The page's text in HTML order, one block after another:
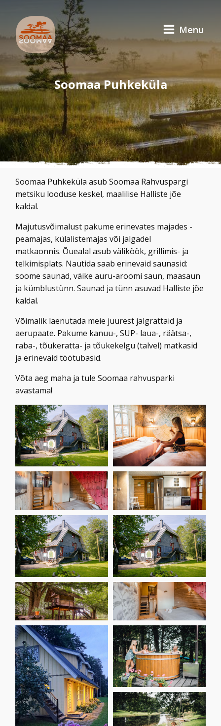
Menu
Soomaa Puhkeküla
Soomaa Puhkeküla asub Soomaa Rahvuspargi
metsiku looduse keskel, maalilise Halliste jõe
kaldal.
Majutusvõimalust pakume erinevates majades -
peamajas, külalistemajas või jalgadel
matkaonnis. Õuealal asub väliköök, grillimis- ja
telkimisplats. Nautida saab erinevaid saunasid:
soome saunad, väike auru-aroomi saun, maasaun
ja kümblustünn. Saunad ja tünn asuvad Halliste jõe
kaldal.
Võimalik laenutada meie juurest jalgrattaid ja
aerupaate. Pakume kanuu-, SUP- laua-, räätsa-,
raba-, tõukeratta- ja tõukekelgu (talvel) matkasid
ja erinevaid töötubasid.
Võta aeg maha ja tule Soomaa rahvusparki
avastama!